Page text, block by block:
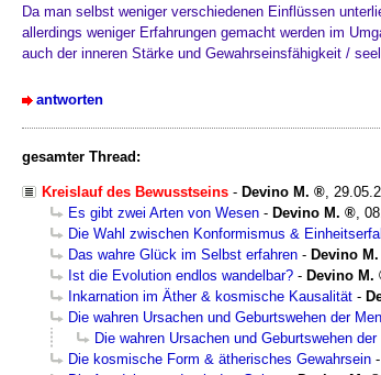
Da man selbst weniger verschiedenen Einflüssen
allerdings weniger Erfahrungen gemacht werden im
auch der inneren Stärke und Gewahrseinsfähigkeit /
antworten
gesamter Thread:
Kreislauf des Bewusstseins - Devino M.
Es gibt zwei Arten von Wesen - Devino M.
Die Wahl zwischen Konformismus &
Das wahre Glück im Selbst erfahren - Devino M.
Ist die Evolution endlos wandelbar? - Devino M.
Inkarnation im Äther & kosmische Kausalität -
Die wahren Ursachen und Geburtswehen der
Die wahren Ursachen und Geburtswehen
Die kosmische Form & ätherisches Gewahrsein -